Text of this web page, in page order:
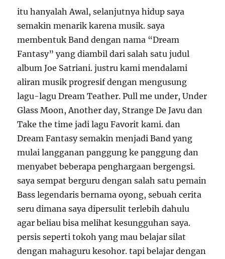
itu hanyalah Awal, selanjutnya hidup saya
semakin menarik karena musik. saya
membentuk Band dengan nama “Dream
Fantasy” yang diambil dari salah satu judul
album Joe Satriani. justru kami mendalami
aliran musik progresif dengan mengusung
lagu-lagu Dream Teather. Pull me under, Under
Glass Moon, Another day, Strange De Javu dan
Take the time jadi lagu Favorit kami. dan
Dream Fantasy semakin menjadi Band yang
mulai langganan panggung ke panggung dan
menyabet beberapa penghargaan bergengsi.
saya sempat berguru dengan salah satu pemain
Bass legendaris bernama oyong, sebuah cerita
seru dimana saya dipersulit terlebih dahulu
agar beliau bisa melihat kesungguhan saya.
persis seperti tokoh yang mau belajar silat
dengan mahaguru kesohor. tapi belajar dengan